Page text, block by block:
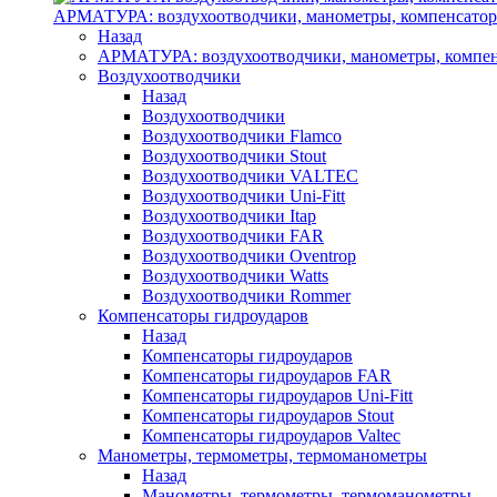
АРМАТУРА: воздухоотводчики, манометры,
Назад
АРМАТУРА: воздухоотводчики, манометры,
Воздухоотводчики
Назад
Воздухоотводчики
Воздухоотводчики Flamco
Воздухоотводчики Stout
Воздухоотводчики VALTEC
Воздухоотводчики Uni-Fitt
Воздухоотводчики Itap
Воздухоотводчики FAR
Воздухоотводчики Oventrop
Воздухоотводчики Watts
Воздухоотводчики Rommer
Компенсаторы гидроударов
Назад
Компенсаторы гидроударов
Компенсаторы гидроударов FAR
Компенсаторы гидроударов Uni-Fitt
Компенсаторы гидроударов Stout
Компенсаторы гидроударов Valtec
Манометры, термометры, термоманометры
Назад